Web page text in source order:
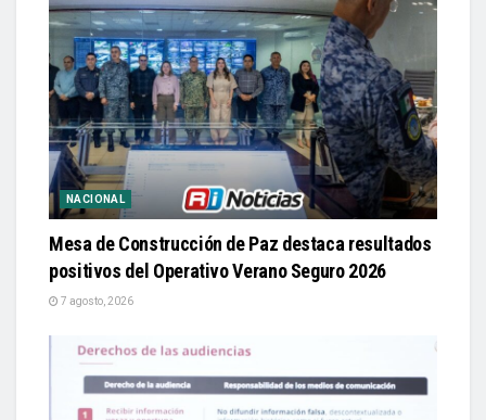
NACIONAL
Mesa de Construcción de Paz destaca resultados
positivos del Operativo Verano Seguro 2026
7 agosto, 2026